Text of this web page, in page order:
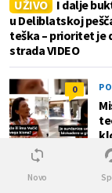
UŽIVO
I dalje
u Deliblatskoj
teška – prioritet je
strada VIDEO
0
Novo